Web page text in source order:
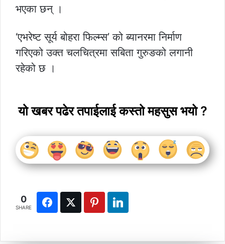
भएका छन् ।
‘एभरेष्ट सूर्य बोहरा फिल्म्स’ को ब्यानरमा निर्माण
गरिएको उक्त चलचित्रमा सबिता गुरुङको लगानी
रहेको छ ।
यो खबर पढेर तपाईलाई कस्तो महसुस भयो ?
0
SHARE